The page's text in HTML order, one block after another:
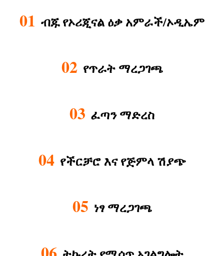
01 ብጁ የኦሪጂናል ዕቃ አምራች/ኦዲኤም
02 የጥራት ማረጋገጫ
03 ፈጣን ማድረስ
04 የችርቻሮ እና የጅምላ ሽያጭ
05 ነፃ ማረጋገጫ